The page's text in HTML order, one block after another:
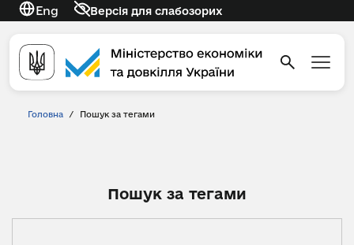
Eng Версія для слабозорих
Головна / Пошук за тегами
Пошук за тегами